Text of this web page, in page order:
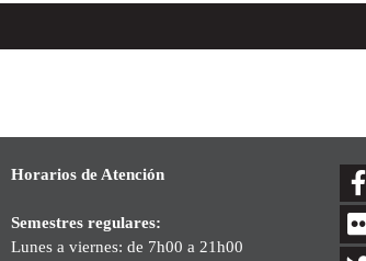
Horarios de Atención
Semestres regulares:
Lunes a viernes: de 7h00 a 21h00